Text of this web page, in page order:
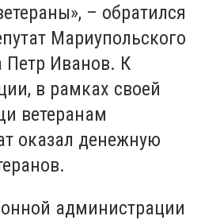
– обратился
Мариупольского
Петр Иванов. К
в рамках своей
ветеранам
оказал денежную
администрации